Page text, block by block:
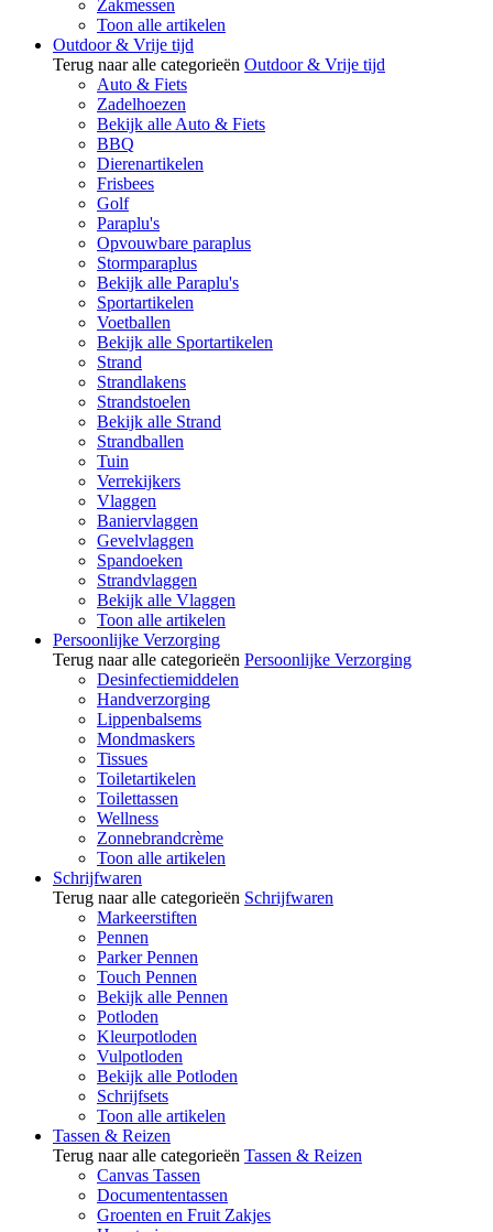
Zakmessen
Toon alle artikelen
Outdoor & Vrije tijd
Terug naar alle categorieën Outdoor & Vrije tijd
Auto & Fiets
Zadelhoezen
Bekijk alle Auto & Fiets
BBQ
Dierenartikelen
Frisbees
Golf
Paraplu's
Opvouwbare paraplus
Stormparaplus
Bekijk alle Paraplu's
Sportartikelen
Voetballen
Bekijk alle Sportartikelen
Strand
Strandlakens
Strandstoelen
Bekijk alle Strand
Strandballen
Tuin
Verrekijkers
Vlaggen
Baniervlaggen
Gevelvlaggen
Spandoeken
Strandvlaggen
Bekijk alle Vlaggen
Toon alle artikelen
Persoonlijke Verzorging
Terug naar alle categorieën Persoonlijke Verzorging
Desinfectiemiddelen
Handverzorging
Lippenbalsems
Mondmaskers
Tissues
Toiletartikelen
Toilettassen
Wellness
Zonnebrandcrème
Toon alle artikelen
Schrijfwaren
Terug naar alle categorieën Schrijfwaren
Markeerstiften
Pennen
Parker Pennen
Touch Pennen
Bekijk alle Pennen
Potloden
Kleurpotloden
Vulpotloden
Bekijk alle Potloden
Schrijfsets
Toon alle artikelen
Tassen & Reizen
Terug naar alle categorieën Tassen & Reizen
Canvas Tassen
Documententassen
Groenten en Fruit Zakjes